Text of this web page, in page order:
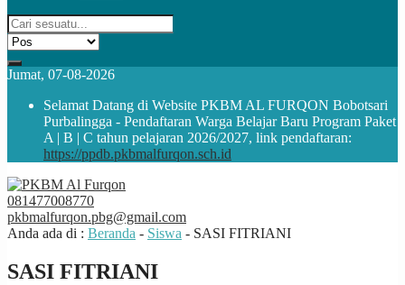
Jumat, 07-08-2026
Selamat Datang di Website PKBM AL FURQON Bobotsari
Purbalingga - Pendaftaran Warga Belajar Baru Program Paket
A | B | C tahun pelajaran 2026/2027, link pendaftaran:
https://ppdb.pkbmalfurqon.sch.id
081477008770
pkbmalfurqon.pbg@gmail.com
Anda ada di : Beranda - Siswa - SASI FITRIANI
SASI FITRIANI